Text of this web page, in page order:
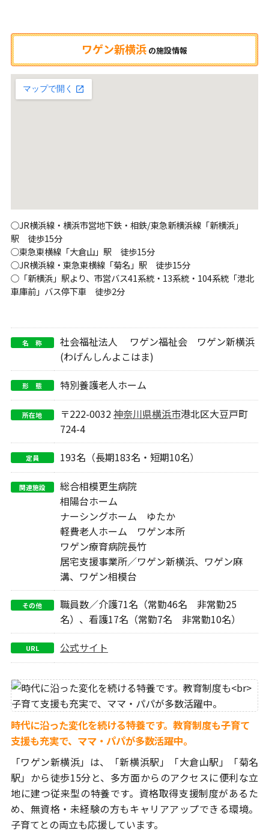
ワゲン新横浜 の施設情報
○JR横浜線・横浜市営地下鉄・相鉄/東急新横浜線「新横浜」
駅 徒歩15分
○東急東横線「大倉山」駅 徒歩15分
○JR横浜線・東急東横線「菊名」駅 徒歩15分
○「新横浜」駅より、市営バス41系統・13系統・104系統「港北
車庫前」バス停下車 徒歩2分
名 称
社会福祉法人 ワゲン福祉会 ワゲン新横浜
(わげんしんよこはま)
形 態 特別養護老人ホーム
所在地 〒222-0032神奈川県横浜市港北区大豆戸町
724-4
定員 193名（長期183名・短期10名）
関連施設
総合相模更生病院
相陽台ホーム
ナーシングホーム ゆたか
軽費老人ホーム ワゲン本所
ワゲン療育病院長竹
居宅支援事業所／ワゲン新横浜、ワゲン麻
溝、ワゲン相模台
その他
職員数／介護71名（常勤46名 非常勤25
名）、看護17名（常勤7名 非常勤10名）
URL 公式サイト
時代に沿った変化を続ける特養です。教育制度も子育て
支援も充実で、ママ・パパが多数活躍中。
「ワゲン新横浜」は、「新横浜駅」「大倉山駅」「菊名
駅」から徒歩15分と、多方面からのアクセスに便利な立
地に建つ従来型の特養です。資格取得支援制度があるた
め、無資格・未経験の方もキャリアアップできる環境。
子育てとの両立も応援しています。